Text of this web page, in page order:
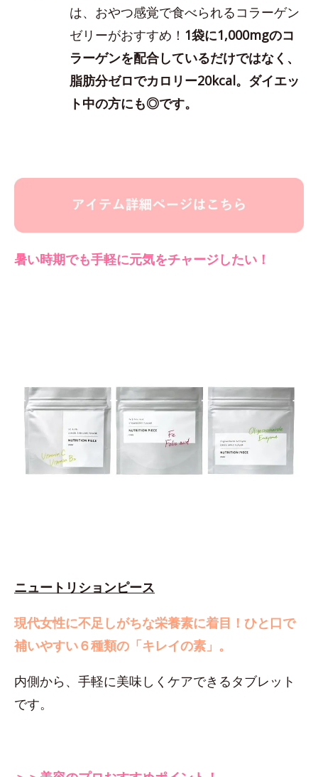
は、おやつ感覚で食べられるコラーゲン
ゼリーがおすすめ！ 1袋に1,000mgのコ
ラーゲンを配合しているだけではなく、
脂肪分ゼロでカロリー20kcal。ダイエッ
ト中の方にも◎です。
暑い時期でも手軽に元気をチャージしたい！
ニュートリションピース
現代女性に不足しがちな栄養素に着目！ ひと口で
補いやすい６種類の「キレイの素」。
内側から、手軽に美味しくケアできるタブレット
です。